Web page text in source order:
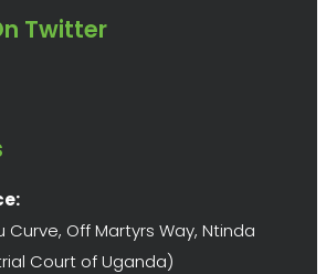
Twitter
Curve, Off Martyrs Way, Ntinda
Court of Uganda)